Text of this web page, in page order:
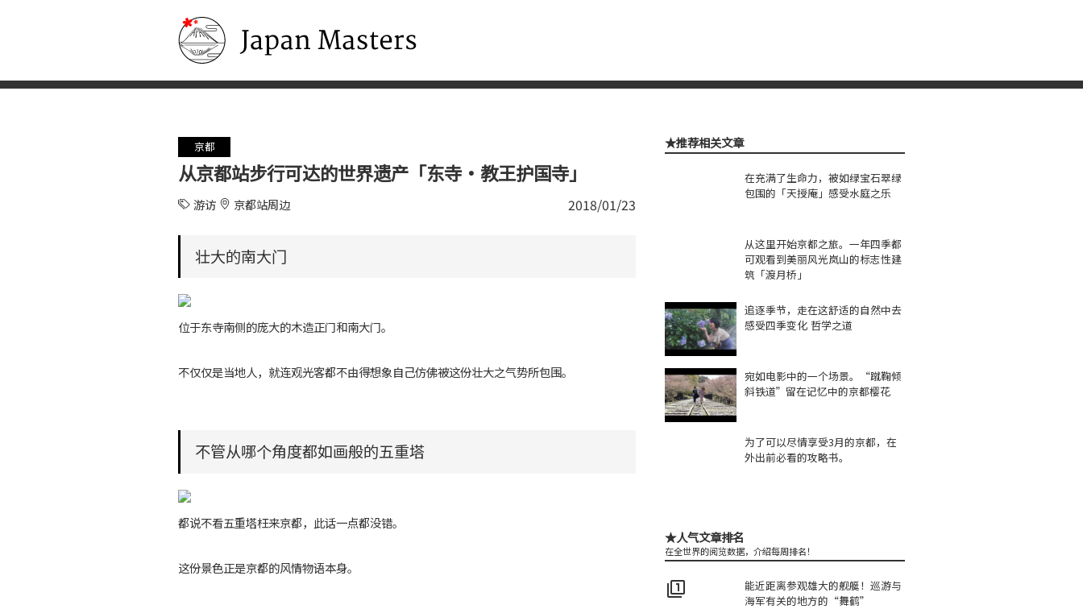
京都
从京都站步行可达的世界遗产「东寺・教王护国寺」
游访 京都站周边 2018/01/23
壮大的南大门
位于东寺南侧的庞大的木造正门和南大门。
不仅仅是当地人，就连观光客都不由得想象自己仿佛被这份壮大之气势所包围。
不管从哪个角度都如画般的五重塔
都说不看五重塔枉来京都，此话一点都没错。
这份景色正是京都的风情物语本身。
★推荐相关文章
在充满了生命力，被如绿宝石翠绿
包围的「天授庵」感受水庭之乐
从这里开始京都之旅。一年四季都
可观看到美丽风光岚山的标志性建
筑「渡月桥」
追逐季节，走在这舒适的自然中去
感受四季变化 哲学之道
宛如电影中的一个场景。“蹴鞠倾
斜铁道”留在记忆中的京都樱花
为了可以尽情享受3月的京都，在
外出前必看的攻略书。
★人气文章排名
在全世界的阅览数据，介绍每周排名！
filter_1
能近距离参观雄大的舰艇！巡游与
海军有关的地方的“舞鹤”